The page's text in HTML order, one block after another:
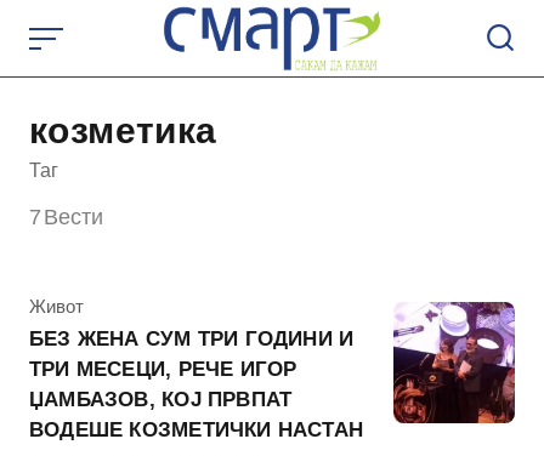
content
козметика
Таг
7 Вести
КАтегорија
Живот
БЕЗ ЖЕНА СУМ ТРИ ГОДИНИ И
ТРИ МЕСЕЦИ, РЕЧЕ ИГОР
ЏАМБАЗОВ, КОЈ ПРВПАТ
ВОДЕШЕ КОЗМЕТИЧКИ НАСТАН